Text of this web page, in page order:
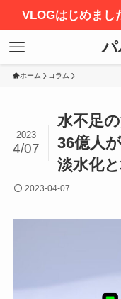
VLOGはじめまし
ホーム コラム
水不足
36億人
淡水化
2023
4/07
2023-04-07